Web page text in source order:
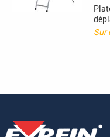
Sur